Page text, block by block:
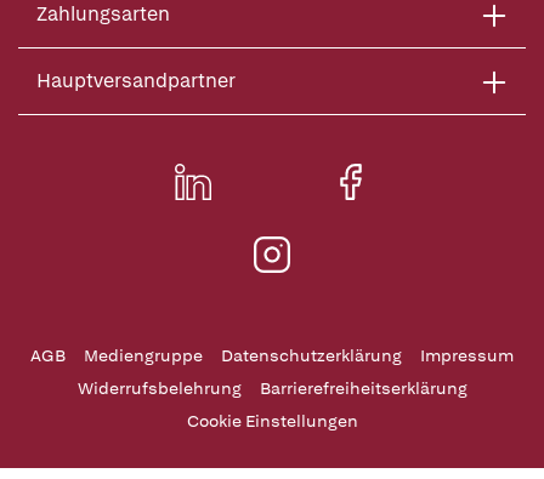
Zahlungsarten
Hauptversandpartner
AGB Mediengruppe Datenschutzerklärung
Impressum
Widerrufsbelehrung
Barrierefreiheitserklärung
Cookie Einstellungen